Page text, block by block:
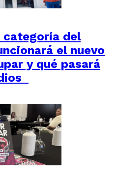
categoría del
el nuevo
y qué pasará